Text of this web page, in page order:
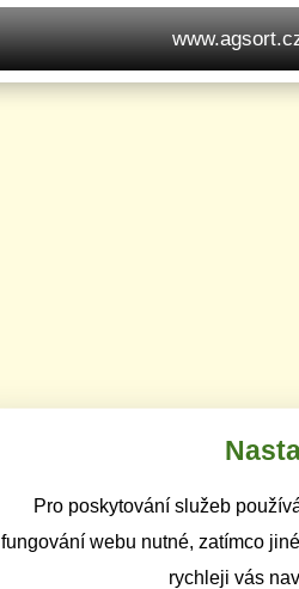
Pro poskytování služeb
fungování webu nutné, zatímco
rychleji vás